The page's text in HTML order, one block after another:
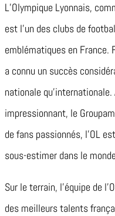
L’Olympique Lyonnais,
est l’un des clubs de
emblématiques en France.
a connu un succès
nationale
impressionnant, le
de fans passionnés, l’OL
sous-estimer dans le
Sur le terrain, l’équipe de
des meilleurs talents